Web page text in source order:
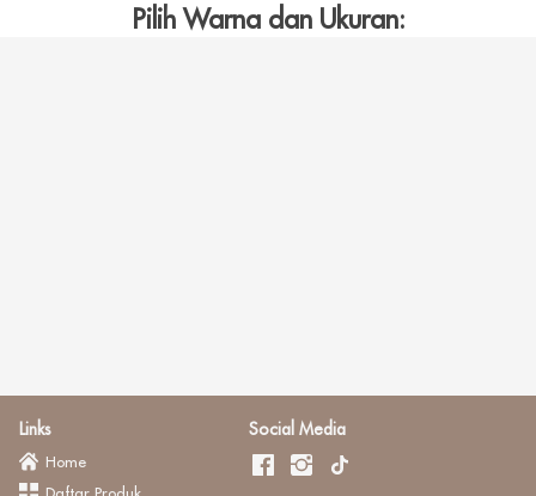
Pilih Warna dan Ukuran:
Links
Home
Social Media